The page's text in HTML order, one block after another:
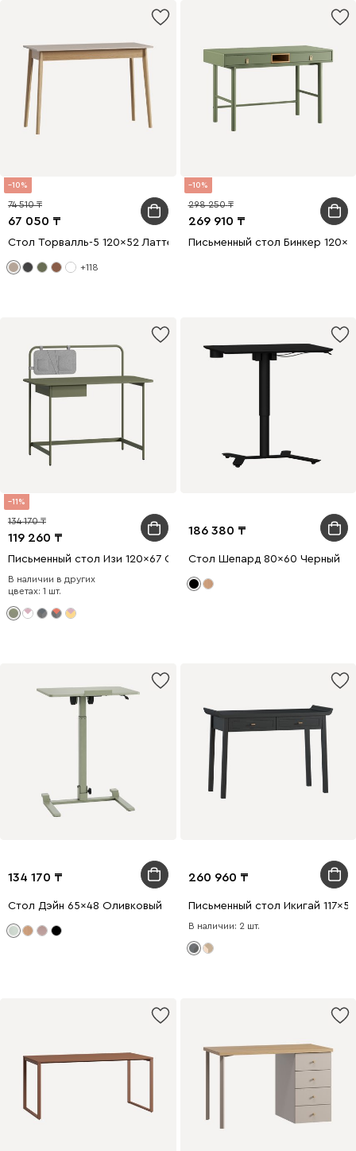
10
67 050
74 510
Стол Торвалль-5 120x52 Латте/Натуральный
+118
10
269 910
298 250
Письменный стол Бинкер
11
119 260
134 170
Письменный стол Изи 120x67 Оливковый
В наличии в других
цветах: 1 шт.
186 380
Стол Шепард 80x60 Черный
134 170
Стол Дэйн 65x48 Оливковый
260 960
Письменный стол Икигай
В наличии: 2 шт.